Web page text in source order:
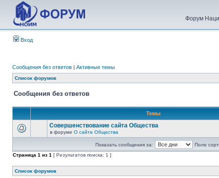
Форум
Вход
Сообщения без ответов | Активные темы
Список форумов
Сообщения без ответов
Темы
Совершенствование сайта Общества
в форуме О сайте Общества
Показать сообщения за:
Поле
Страница 1 из 1 [ Результатов поиска: 1 ]
Список форумов